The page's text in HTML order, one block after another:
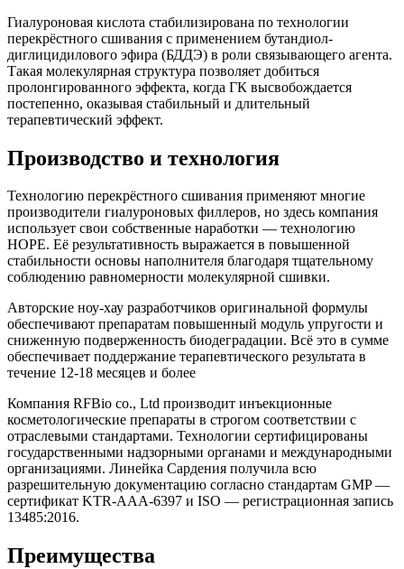
Гиалуроновая кислота стабилизирована по технологии
перекрёстного сшивания с применением бутандиол-
диглицидилового эфира (БДДЭ) в роли связывающего агента.
Такая молекулярная структура позволяет добиться
пролонгированного эффекта, когда ГК высвобождается
постепенно, оказывая стабильный и длительный
терапевтический эффект.
Производство и технология
Технологию перекрёстного сшивания применяют многие
производители гиалуроновых филлеров, но здесь компания
использует свои собственные наработки — технологию
HOPE. Её результативность выражается в повышенной
стабильности основы наполнителя благодаря тщательному
соблюдению равномерности молекулярной сшивки.
Авторские ноу-хау разработчиков оригинальной формулы
обеспечивают препаратам повышенный модуль упругости и
сниженную подверженность биодеградации. Всё это в сумме
обеспечивает поддержание терапевтического результата в
течение 12-18 месяцев и более
Компания RFBio co., Ltd производит инъекционные
косметологические препараты в строгом соответствии с
отраслевыми стандартами. Технологии сертифицированы
государственными надзорными органами и международными
организациями. Линейка Сардения получила всю
разрешительную документацию согласно стандартам GMP —
сертификат KTR-AAA-6397 и ISO — регистрационная запись
13485:2016.
Преимущества